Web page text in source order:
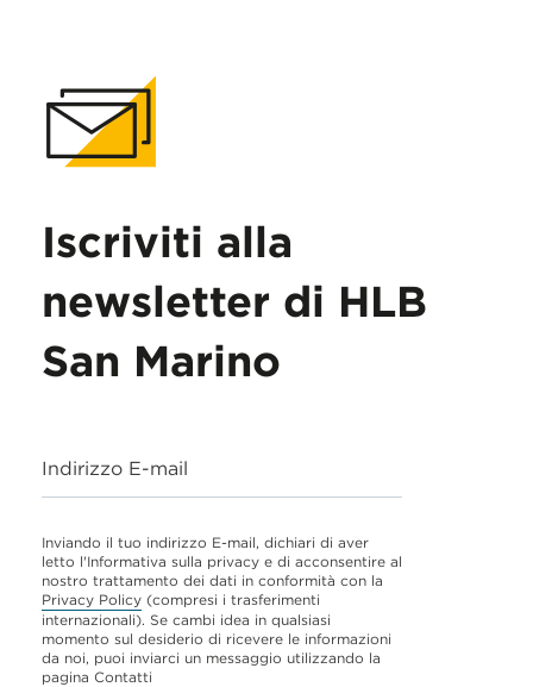
Iscriviti alla
newsletter di HLB
San Marino
Indirizzo E-mail
Inviando il tuo indirizzo E-mail, dichiari di aver
letto l'Informativa sulla privacy e di acconsentire al
nostro trattamento dei dati in conformità con la
Privacy Policy (compresi i trasferimenti
internazionali). Se cambi idea in qualsiasi
momento sul desiderio di ricevere le informazioni
da noi, puoi inviarci un messaggio utilizzando la
pagina Contatti